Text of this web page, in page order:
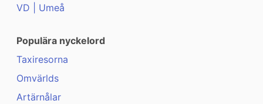
VD | Umeå
Populära nyckelord
Taxiresorna
Omvärlds
Artärnålar